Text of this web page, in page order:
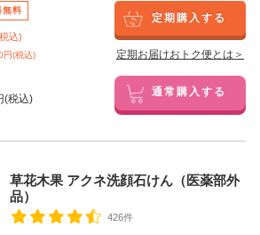
無料
込)
円(税込)
定期購入する
定期お届けおトク便とは＞
(税込) 通常購入する
草花木果 アクネ洗顔石けん（医薬部外
品）
426件